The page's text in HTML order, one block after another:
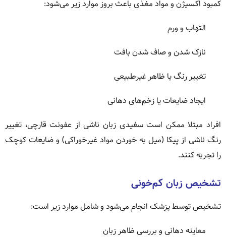
کمبود اکسیژن و مواد مغذی باعث بروز موارد زیر می‌شود:
التهاب و ورم
نازک شدن و صاف شدن بافت
تغییر رنگ یا ظاهر غیرطبیعی
ایجاد ضایعات یا زخم‌های دهانی
افراد مبتلا ممکن است سفیدی زبان ناشی از عفونت قارچی، تغییر
رنگ ناشی از پیکا (میل به خوردن مواد غیرخوراکی) و ضایعات کوچک
را تجربه کنند.
تشخیص زبان کم‌خونی
تشخیص توسط پزشک انجام می‌شود و شامل موارد زیر است:
معاینه دهانی و بررسی ظاهر زبان